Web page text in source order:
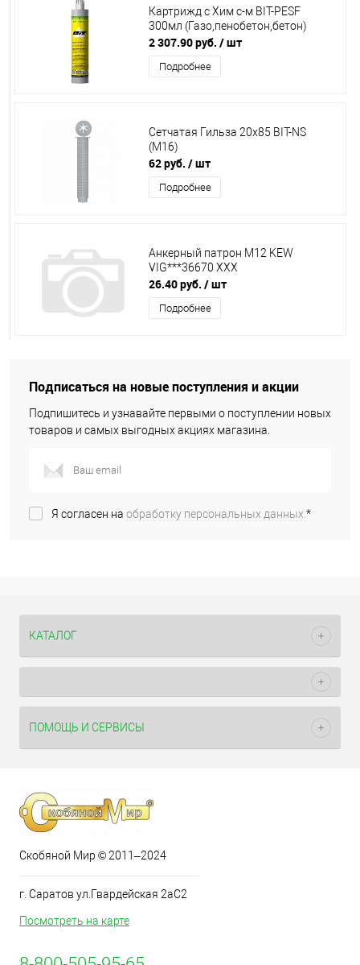
Картрижд с Хим с-м BIT-PESF
300мл (Газо,пенобетон,бетон)
2 307.90 руб. / шт
Подробнее
Сетчатая Гильза 20х85 BIT-NS
(М16)
62 руб. / шт
Подробнее
Анкерный патрон М12 KEW
VIG***36670 ХХХ
26.40 руб. / шт
Подробнее
Подписаться на новые поступления и акции
Подпишитесь и узнавайте первыми о поступлении новых
товаров и самых выгодных акциях магазина.
Я согласен на обработку персональных данных.*
КАТАЛОГ
ПОМОЩЬ И СЕРВИСЫ
Скобяной Мир © 2011–2024
г. Саратов ул.Гвардейская 2аС2
Посмотреть на карте